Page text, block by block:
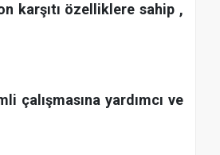
karşıtı özelliklere sahip ,
yardımcı ve